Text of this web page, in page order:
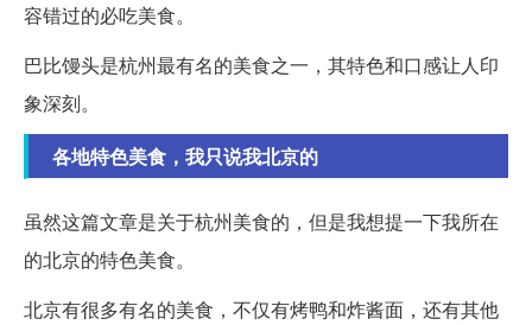
容错过的必吃美食。
巴比馒头是杭州最有名的美食之一，其特色和口感让人印
象深刻。
各地特色美食，我只说我北京的
虽然这篇文章是关于杭州美食的，但是我想提一下我所在
的北京的特色美食。
北京有很多有名的美食，不仅有烤鸭和炸酱面，还有其他